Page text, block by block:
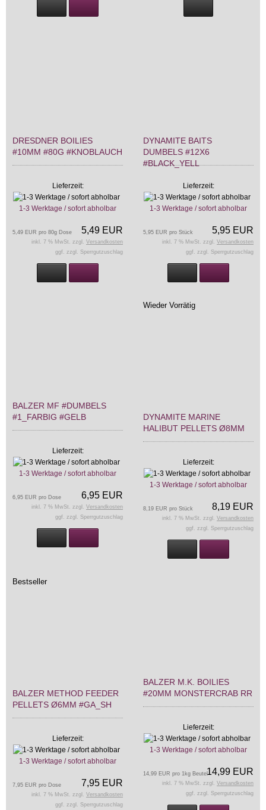
DRESDNER BOILIES
#10MM #80G #KNOBLAUCH
Lieferzeit:
1-3 Werktage / sofort abholbar
5,49 EUR
5,49 EUR pro 80g Dose
inkl. 7 % MwSt. zzgl. Versandkosten
ggf. zzgl. Sperrgutzuschlag
DYNAMITE BAITS
DUMBELS #12X6
#BLACK_YELL
Lieferzeit:
1-3 Werktage / sofort abholbar
5,95 EUR
5,95 EUR pro Stück
inkl. 7 % MwSt. zzgl. Versandkosten
ggf. zzgl. Sperrgutzuschlag
BALZER MF #DUMBELS
#1_FARBIG #GELB
Lieferzeit:
1-3 Werktage / sofort abholbar
6,95 EUR
6,95 EUR pro Dose
inkl. 7 % MwSt. zzgl. Versandkosten
ggf. zzgl. Sperrgutzuschlag
Wieder Vorrätig
DYNAMITE MARINE
HALIBUT PELLETS Ø8MM
Lieferzeit:
1-3 Werktage / sofort abholbar
8,19 EUR
8,19 EUR pro Stück
inkl. 7 % MwSt. zzgl. Versandkosten
ggf. zzgl. Sperrgutzuschlag
Bestseller
BALZER METHOD FEEDER
PELLETS Ø6MM #GA_SH
Lieferzeit:
1-3 Werktage / sofort abholbar
7,95 EUR
7,95 EUR pro Dose
inkl. 7 % MwSt. zzgl. Versandkosten
ggf. zzgl. Sperrgutzuschlag
BALZER M.K. BOILIES
#20MM MONSTERCRAB RR
Lieferzeit:
1-3 Werktage / sofort abholbar
14,99 EUR
14,99 EUR pro 1kg Beutel
inkl. 7 % MwSt. zzgl. Versandkosten
ggf. zzgl. Sperrgutzuschlag